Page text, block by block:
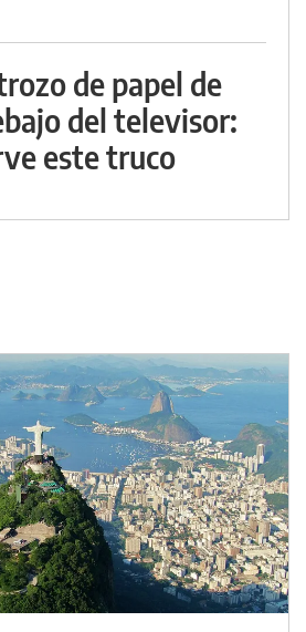
de papel de
del televisor:
este truco